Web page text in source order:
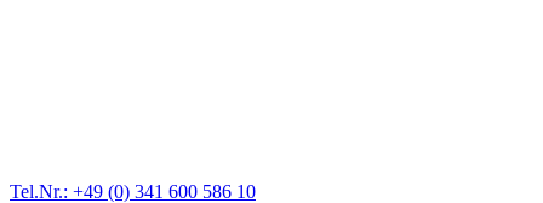
Tel.Nr.: +49 (0) 341 600 586 10